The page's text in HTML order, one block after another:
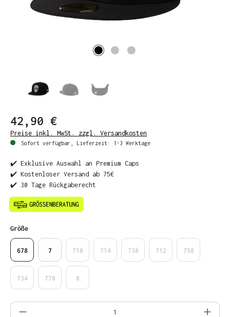
42,90 €
Preise inkl. MwSt. zzgl. Versandkosten
Sofort verfügbar, Lieferzeit: 1-3 Werktage
✔️ Exklusive Auswahl an Premium Caps
✔️ Kostenloser Versand ab 75€
✔️ 30 Tage Rückgaberecht
Größeauswählen
678 7 718 714 738 712 758
734 778 8
Produkt Anzahl: Gib den gewünschten